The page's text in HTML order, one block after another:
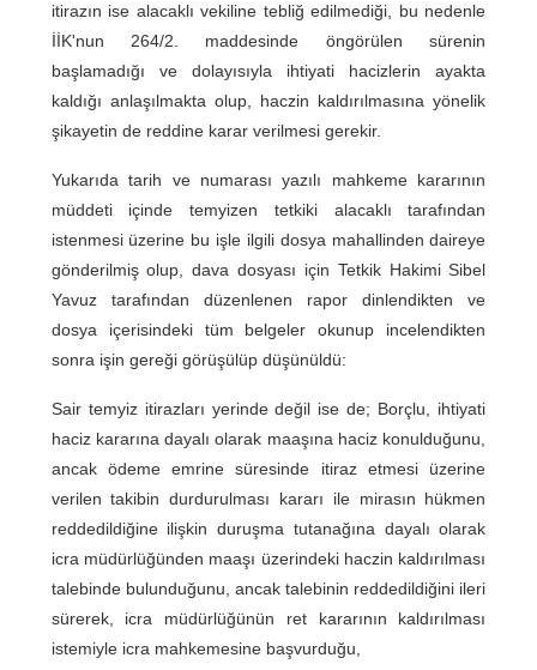
itirazın ise alacaklı vekiline tebliğ edilmediği, bu nedenle
İİK'nun 264/2. maddesinde öngörülen sürenin
başlamadığı ve dolayısıyla ihtiyati hacizlerin ayakta
kaldığı anlaşılmakta olup, haczin kaldırılmasına yönelik
şikayetin de reddine karar verilmesi gerekir.
Yukarıda tarih ve numarası yazılı mahkeme kararının
müddeti içinde temyizen tetkiki alacaklı tarafından
istenmesi üzerine bu işle ilgili dosya mahallinden daireye
gönderilmiş olup, dava dosyası için Tetkik Hakimi Sibel
Yavuz tarafından düzenlenen rapor dinlendikten ve
dosya içerisindeki tüm belgeler okunup incelendikten
sonra işin gereği görüşülüp düşünüldü:
Sair temyiz itirazları yerinde değil ise de; Borçlu, ihtiyati
haciz kararına dayalı olarak maaşına haciz konulduğunu,
ancak ödeme emrine süresinde itiraz etmesi üzerine
verilen takibin durdurulması kararı ile mirasın hükmen
reddedildiğine ilişkin duruşma tutanağına dayalı olarak
icra müdürlüğünden maaşı üzerindeki haczin kaldırılması
talebinde bulunduğunu, ancak talebinin reddedildiğini ileri
sürerek, icra müdürlüğünün ret kararının kaldırılması
istemiyle icra mahkemesine başvurduğu,